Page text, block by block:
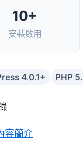
10+
安裝啟用
4.0.1+ PHP
容簡介